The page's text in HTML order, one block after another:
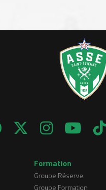
Formation
Groupe Réserve
Groupe Formation